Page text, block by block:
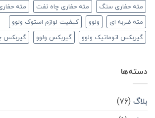
مته حفاری سنگ
مته حفاری چاه نفت
مته
مته ضربه ای
ولوو
کیفیت لوازم استوک ولوو
گیربکس اتوماتیک ولوو
گیربکس ولوو
دسته‌ها
بلاگ (۷۶)